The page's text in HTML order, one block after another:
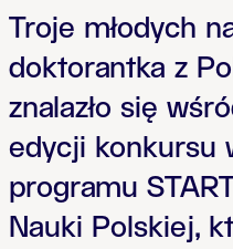
Troje młodych
doktorantka z
znalazło się
edycji konkursu
programu
Nauki Polskiej,